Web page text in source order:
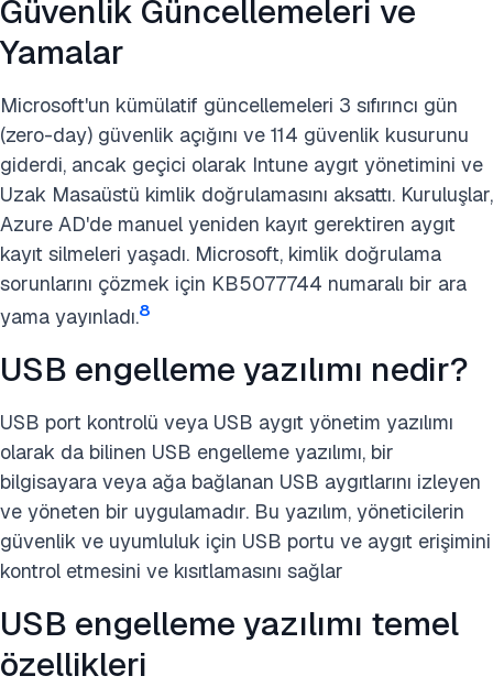
Güvenlik Güncellemeleri ve
Yamalar
Microsoft'un kümülatif güncellemeleri 3 sıfırıncı gün
(zero-day) güvenlik açığını ve 114 güvenlik kusurunu
giderdi, ancak geçici olarak Intune aygıt yönetimini ve
Uzak Masaüstü kimlik doğrulamasını aksattı. Kuruluşlar,
Azure AD'de manuel yeniden kayıt gerektiren aygıt
kayıt silmeleri yaşadı. Microsoft, kimlik doğrulama
sorunlarını çözmek için KB5077744 numaralı bir ara
yama yayınladı.8
USB engelleme yazılımı nedir?
USB port kontrolü veya USB aygıt yönetim yazılımı
olarak da bilinen USB engelleme yazılımı, bir
bilgisayara veya ağa bağlanan USB aygıtlarını izleyen
ve yöneten bir uygulamadır. Bu yazılım, yöneticilerin
güvenlik ve uyumluluk için USB portu ve aygıt erişimini
kontrol etmesini ve kısıtlamasını sağlar
USB engelleme yazılımı temel
özellikleri